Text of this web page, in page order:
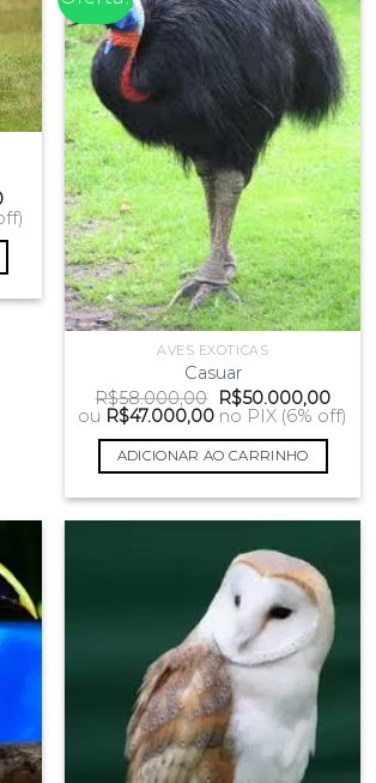
O
preço
atual
é:
R$10.000,00.
AVES EXÓTICAS
Casuar
R$58.000,00 O
preço
era:
R$58.000,00.
R$50.000,00O
preço
atual
ou R$47.000,00 no PIX (6% off)
ADICIONAR AO CARRINHO